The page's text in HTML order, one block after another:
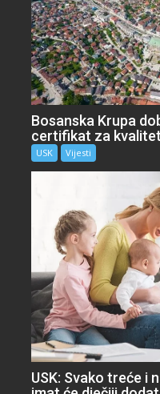
Bosanska Krupa
certifikat za
USK Vijesti
USK: Svako treće i